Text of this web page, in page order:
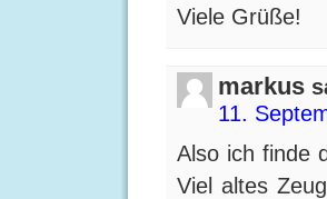
Viele Grüße!
markus
11.
Also ich finde
Viel altes